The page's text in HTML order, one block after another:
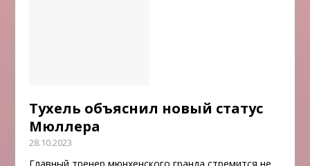
Тухель объяснил новый статус
Мюллера
28.10.2023